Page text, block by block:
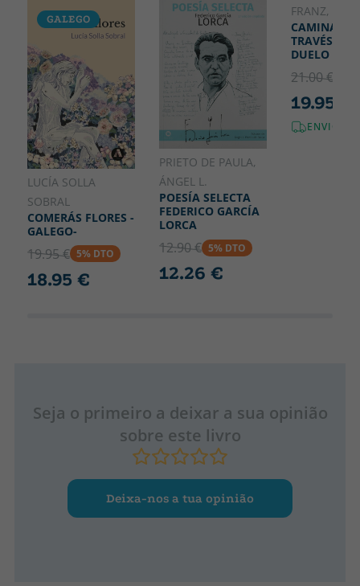
GALEGO
LUCÍA SOLLA
SOBRAL
COMERÁS FLORES -
GALEGO-
19.95 € 5% DTO
18.95 €
PRIETO DE PAULA,
ÁNGEL L.
POESÍA SELECTA
FEDERICO GARCÍA
LORCA
12.90 € 5% DTO
12.26 €
FRANZ, LOLA
TRAVÉS DEL
DUELO
21.00 €
19.95 €
ENVIO
Seja o primeiro a deixar a sua opinião
sobre este livro
Deixa-nos a tua opinião